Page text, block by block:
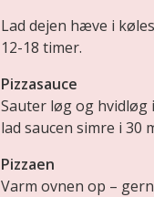
Lad dejen hæve i
12-18 timer.
Pizzasauce
Sauter løg og hvidløg
lad saucen simre i 30
Pizzaen
Varm ovnen op –